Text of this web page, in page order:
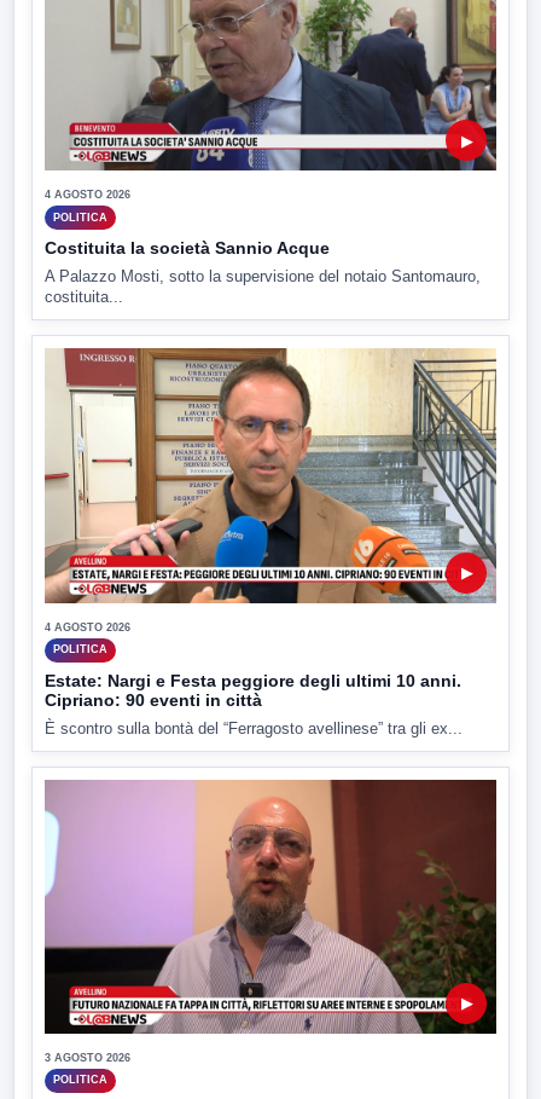
▶
4 AGOSTO 2026
POLITICA
Costituita la società Sannio Acque
A Palazzo Mosti, sotto la supervisione del notaio Santomauro,
costituita...
▶
4 AGOSTO 2026
POLITICA
Estate: Nargi e Festa peggiore degli ultimi 10 anni.
Cipriano: 90 eventi in città
È scontro sulla bontà del “Ferragosto avellinese” tra gli ex...
▶
3 AGOSTO 2026
POLITICA